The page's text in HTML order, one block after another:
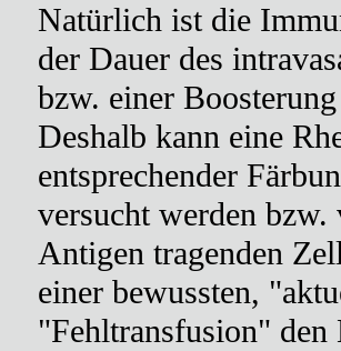
Natürlich ist die
der Dauer des
bzw. einer
Deshalb kann eine
entsprechender
versucht werden bzw.
Antigen tragenden
einer bewussten,
"Fehltransfusion"